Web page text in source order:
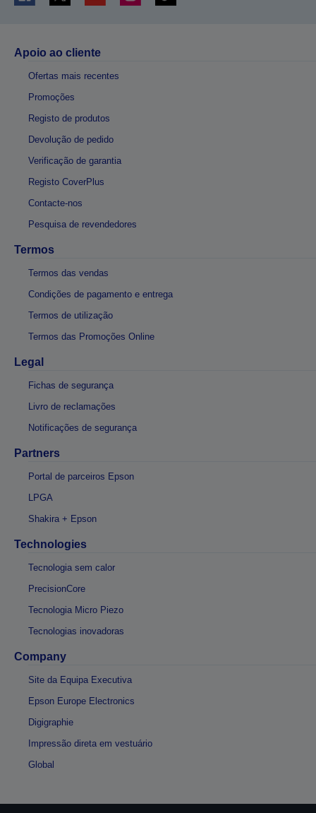
Apoio ao cliente
Ofertas mais recentes
Promoções
Registo de produtos
Devolução de pedido
Verificação de garantia
Registo CoverPlus
Contacte-nos
Pesquisa de revendedores
Termos
Termos das vendas
Condições de pagamento e entrega
Termos de utilização
Termos das Promoções Online
Legal
Fichas de segurança
Livro de reclamações
Notificações de segurança
Partners
Portal de parceiros Epson
LPGA
Shakira + Epson
Technologies
Tecnologia sem calor
PrecisionCore
Tecnologia Micro Piezo
Tecnologias inovadoras
Company
Site da Equipa Executiva
Epson Europe Electronics
Digigraphie
Impressão direta em vestuário
Global